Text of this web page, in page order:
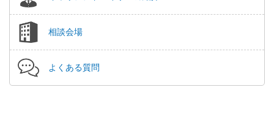
相談会場
よくある質問